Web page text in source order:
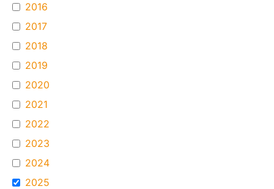
2016
2017
2018
2019
2020
2021
2022
2023
2024
2025